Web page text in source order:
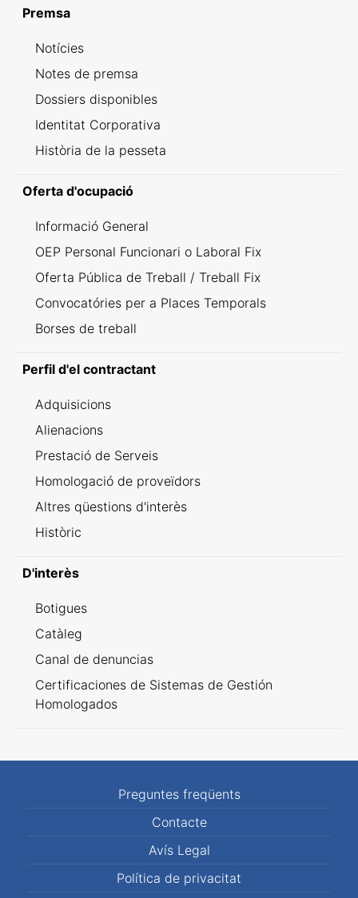
Premsa
Notícies
Notes de premsa
Dossiers disponibles
Identitat Corporativa
Història de la pesseta
Oferta d'ocupació
Informació General
OEP Personal Funcionari o Laboral Fix
Oferta Pública de Treball / Treball Fix
Convocatóries per a Places Temporals
Borses de treball
Perfil d'el contractant
Adquisicions
Alienacions
Prestació de Serveis
Homologació de proveïdors
Altres qüestions d'interès
Històric
D'interès
Botigues
Catàleg
Canal de denuncias
Certificaciones de Sistemas de Gestión
Homologados
Preguntes freqüents
Contacte
Avís Legal
Política de privacitat